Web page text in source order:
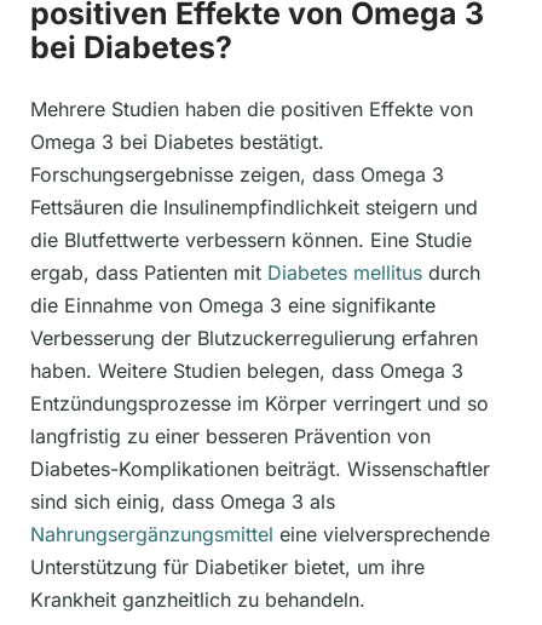
positiven Effekte von Omega 3
bei Diabetes?
Mehrere Studien haben die positiven Effekte von
Omega 3 bei Diabetes bestätigt.
Forschungsergebnisse zeigen, dass Omega 3
Fettsäuren die Insulinempfindlichkeit steigern und
die Blutfettwerte verbessern können. Eine Studie
ergab, dass Patienten mit Diabetes mellitus durch
die Einnahme von Omega 3 eine signifikante
Verbesserung der Blutzuckerregulierung erfahren
haben. Weitere Studien belegen, dass Omega 3
Entzündungsprozesse im Körper verringert und so
langfristig zu einer besseren Prävention von
Diabetes-Komplikationen beiträgt. Wissenschaftler
sind sich einig, dass Omega 3 als
Nahrungsergänzungsmittel eine vielversprechende
Unterstützung für Diabetiker bietet, um ihre
Krankheit ganzheitlich zu behandeln.